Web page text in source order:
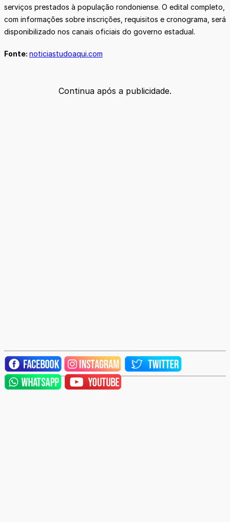
serviços prestados à população rondoniense. O edital completo,
com informações sobre inscrições, requisitos e cronograma, será
disponibilizado nos canais oficiais do governo estadual.
Fonte: noticiastudoaqui.com
Continua após a publicidade.